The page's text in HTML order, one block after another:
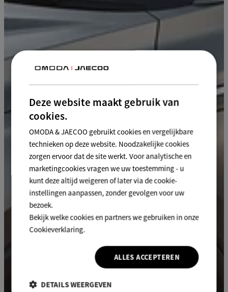
Deze website maakt gebruik van
cookies.
OMODA & JAECOO gebruikt cookies en vergelijkbare
technieken op deze website. Noodzakelijke cookies
zorgen ervoor dat de site werkt. Voor analytische en
marketingcookies vragen we uw toestemming - u
kunt deze altijd weigeren of later via de cookie-
instellingen aanpassen, zonder gevolgen voor uw
bezoek.
Bekijk welke cookies en partners we gebruiken in onze
Cookieverklaring.
ALLES ACCEPTEREN
DETAILS WEERGEVEN